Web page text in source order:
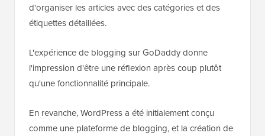
d'organiser les articles avec des catégories et des
étiquettes détaillées.
L'expérience de blogging sur GoDaddy donne
l'impression d'être une réflexion après coup plutôt
qu'une fonctionnalité principale.
En revanche, WordPress a été initialement conçu
comme une plateforme de blogging, et la création de